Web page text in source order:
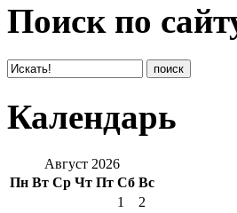
Поиск по
Календарь
Август 2026
Пн Вт Ср Чт Пт Сб Вс
1
2